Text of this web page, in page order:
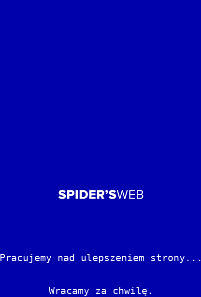
Pracujemy nad ulepszeniem strony...
Wracamy za chwilę.